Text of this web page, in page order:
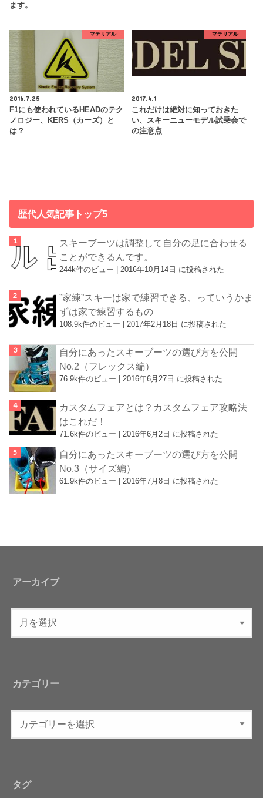
ます。
マテリアル
2016.7.25
F1にも使われているHEADのテク
ノロジー、KERS（カーズ）と
は？
マテリアル
2017.4.1
これだけは絶対に知っておきた
い、スキーニューモデル試乗会で
の注意点
歴代人気記事トップ5
スキーブーツは調整して自分の足に合わせる
ことができるんです。
244k件のビュー | 2016年10月14日 に投稿された
”家練”スキーは家で練習できる、っていうかま
ずは家で練習するもの
108.9k件のビュー |2017年2月18日 に投稿された
自分にあったスキーブーツの選び方を公開
No.2（フレックス編）
76.9k件のビュー |2016年6月27日 に投稿された
カスタムフェアとは？カスタムフェア攻略法
はこれだ！
71.6k件のビュー 2016年6月2日 に投稿された
自分にあったスキーブーツの選び方を公開
No.3（サイズ編）
61.9k件のビュー |2016年7月8日 に投稿された
アーカイブ
カテゴリー
タグ